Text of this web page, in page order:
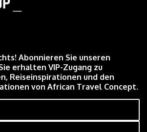
Abonnieren Sie unseren
erhalten VIP-Zugang zu
Reiseinspirationen und den
von African Travel Concept.